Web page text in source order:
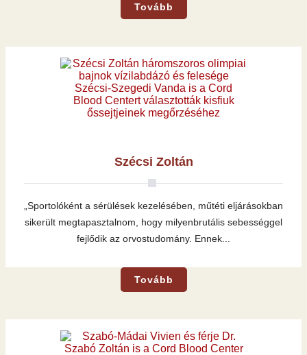
Tovább
Szécsi Zoltán
„Sportolóként a sérülések kezelésében, műtéti eljárásokban
sikerült megtapasztalnom, hogy milyenbrutális sebességgel
fejlődik az orvostudomány. Ennek...
Tovább